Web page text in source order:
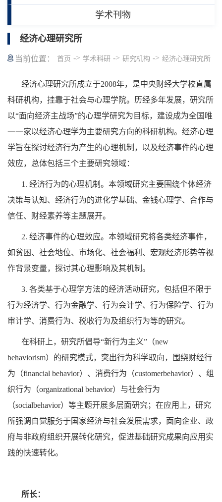
学术刊物
经济心理研究所
当前位置： 首页 -> 学术科研 -> 研究机构 -> 经济心理研究所
经济心理研究所成立于2008年，是中央财经大学校直属
科研机构，挂靠于社会与心理学院。历经多年发展，研究所
以“面向经济主战场”的心理学研究为目标，建设成为全国唯
一一家以经济心理学为主要研究方向的科研机构。经济心理
学旨在探讨经济行为产生的心理机制，以及经济事件的心理
效应，总体包括三个主要研究领域：
1. 经济行为的心理机制。本领域研究主要围绕个体经济
决策与认知、经济行为的进化学基础、金钱心理学、合作与
信任、财经素养等主题展开。
2. 经济事件的心理效应。本领域研究将各类经济事件，
如贫困、社会地位、市场化、社会福利、宏观经济形势等视
作背景变量，探讨其心理影响及其机制。
3. 各类基于心理学方法的经济活动研究，包括但不限于
行为经济学、行为金融学、行为会计学、行为保险学、行为
审计学、消费行为、税收行为及组织行为等的研究。
在科研上，研究所倡导“新行为主义”（new
behaviorism）的研究模式，突出行为科学取向，围绕财经行
为（financial behavior）、消费行为（customerbehavior）、组
织行为（organizational behavior）与社会行为
（socialbehavior）等主题开展多层面研究；在应用上，研究
所强调自觉服务于国家经济与社会发展需求，面向企业、政
府与非政府组织开展转化研究，促进基础研究成果向应用实
践的快速转化。
所长：